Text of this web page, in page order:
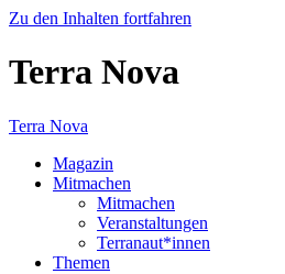
Zu den Inhalten fortfahren
Terra Nova
Terra Nova
Magazin
Mitmachen
Mitmachen
Veranstaltungen
Terranaut*innen
Themen